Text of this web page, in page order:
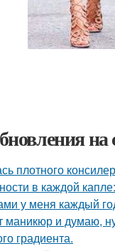
на
плотного
в каждой
у меня каждый
маникюр и думаю,
градиента.